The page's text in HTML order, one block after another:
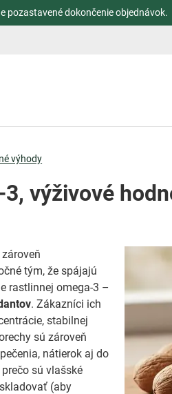
pozastavené dokončenie objednávok.
výhody
výživové
tým, že spájajú
rastlinnej omega-3 –
. Zákazníci ich
stabilnej
sú zároveň
nátierok aj do
sú vlašské
(aby